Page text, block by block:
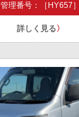
管理番号：［HY657］
詳しく見る〉